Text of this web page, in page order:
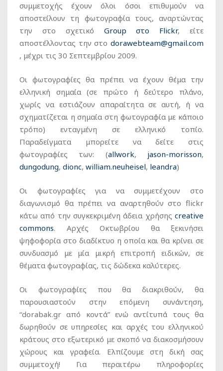
συμμετοχής έχουν όλοι όσοι επιθυμούν να
αποστείλουν τη φωτογραφία τους, αναρτώντας
την στο σχετικό Group στο Flickr, είτε
αποστέλλοντας την στο dorawebteam@gmail.com
, μέχρι τις 30 Σεπτεμβρίου 2009.
Οι φωτογραφίες θα πρέπει να έχουν θέμα την
ελληνική σημαία (σε πρώτο ή δεύτερο πλάνο,
χωρίς να εστιάζουν απαραίτητα σε αυτή, ή να
σχηματίζεται η σημαία στη φωτογραφία με κάποιο
τρόπο) ενταγμένη σε ελληνικό τοπίο.
Παραδείγματα μπορείτε να δείτε στις
φωτογραφίες των: (allwork, jason-morisson,
dungodung, dionc, william.neuheisel, leandra)
Οι φωτογραφίες για να συμμετέχουν στο
διαγωνισμό θα πρέπει να αναρτηθούν στο flickr
κάτω από την συγκεκριμένη άδεια χρήσης creative
commons. Αρχές Οκτωβρίου θα ξεκινήσει
ψηφοφορία στο διαδίκτυο η οποία και θα κρίνει σε
συνδυασμό με μία μικρή επιτροπή ειδικών, σε
θέματα φωτογραφίας, τις δώδεκα καλύτερες.
Οι φωτογραφίες που θα διακριθούν, θα
παρουσιαστούν στην επόμενη συνάντηση,
“dorabak.gr από κοντά” ενώ αντίτυπά τους θα
δωρηθούν σε υπηρεσίες και αρχές του ελληνικού
κράτους στο εξωτερικό με σκοπό να διακοσμήσουν
χώρους και γραφεία. Ελπίζουμε στη δική σας
συμμετοχή! Για περαιτέρω πληροφορίες